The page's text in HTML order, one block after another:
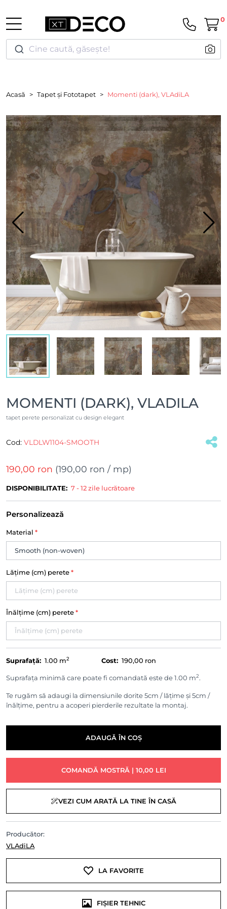
Cine caută, găsește!
0
Acasă Tapet și Fototapet Momenti (dark), VLAdiLA
MOMENTI (DARK), VLADILA
tapet perete personalizat cu design elegant
Cod: VLDLW1104-SMOOTH
190,00 ron (190,00 ron / mp)
DISPONIBILITATE: 7 - 12 zile lucrătoare
Personalizează
Material *
Lățime (cm) perete *
Înălțime (cm) perete *
Suprafață: 1.00 m2 Cost: 190,00 ron
Suprafața minimă care poate fi comandată este de 1.00 m2.
Te rugăm să adaugi la dimensiunile dorite 5cm / lățime și 5cm /
înălțime, pentru a acoperi pierderile rezultate la montaj.
ADAUGĂ ÎN COȘ
COMANDĂ MOSTRĂ | 10,00 LEI
VEZI CUM ARATĂ LA TINE ÎN CASĂ
Producător:
VLAdiLA
LA FAVORITE
FIȘIER TEHNIC